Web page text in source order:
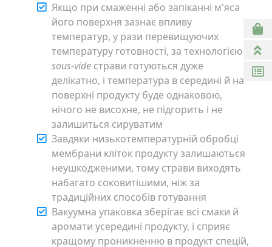
Якщо при смаженні або запіканні м'яса
його поверхня зазнає впливу
температур, у рази перевищуючих
температуру готовності, за технологією
sous-vide страви готуються дуже
делікатно, і температура в середині й на
поверхні продукту буде однаковою,
нічого не висохне, не підгорить і не
залишиться сируватим
Завдяки низькотемпературній обробці
мембрани кліток продукту залишаються
неушкодженими, тому страви виходять
набагато соковитішими, ніж за
традиційних способів готування
Вакуумна упаковка зберігає всі смаки й
аромати усередині продукту, і сприяє
кращому проникненню в продукт спецій,